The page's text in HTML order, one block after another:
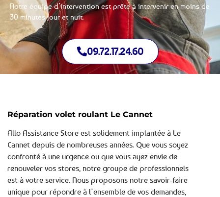
Notre équipe d’intervention est prête à intervenir en moins de
30 minutes jour et nuit.
09.72.17.24.60
Réparation volet roulant Le Cannet
Allo Assistance Store est solidement implantée à Le
Cannet depuis de nombreuses années. Que vous soyez
confronté à une urgence ou que vous ayez envie de
renouveler vos stores, notre groupe de professionnels
est à votre service. Nous proposons notre savoir-faire
unique pour répondre à l’ensemble de vos demandes,